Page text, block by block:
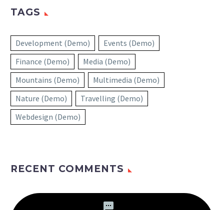
TAGS
Development (Demo)
Events (Demo)
Finance (Demo)
Media (Demo)
Mountains (Demo)
Multimedia (Demo)
Nature (Demo)
Travelling (Demo)
Webdesign (Demo)
RECENT COMMENTS